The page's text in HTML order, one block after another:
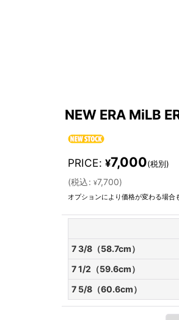
NEW ERA MiLB
PRICE: ¥7,000(税別)
(税込: ¥7,700)
オプションにより価格が変わる場合
7 3/8（58.7cm）
7 1/2（59.6cm）
7 5/8（60.6cm）